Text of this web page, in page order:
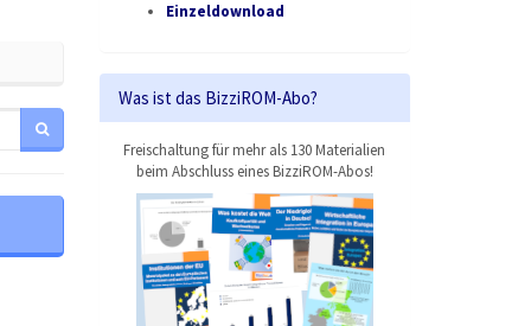
Einzeldownload
Was ist das BizziROM-Abo?
Freischaltung für mehr als 130 Materialien
beim Abschluss eines BizziROM-Abos!